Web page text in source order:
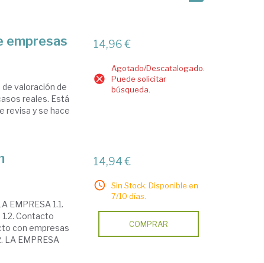
empresas
valoración de
reales. Está
revisa y se hace
14,96 €
Agotado/Descatalogado.
Puede solicitar
búsqueda.
EMPRESA 1.1.
Contacto
con empresas
LA EMPRESA
14,94 €
Sin Stock. Disponible en
7/10 días.
COMPRAR